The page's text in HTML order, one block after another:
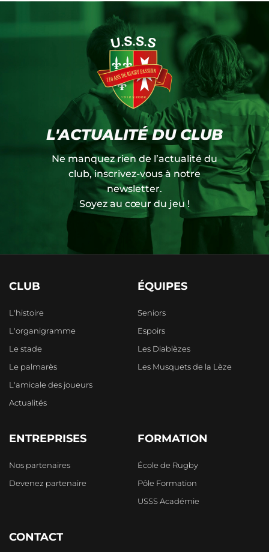
L'ACTUALITÉ DU CLUB
Ne manquez rien de l’actualité du
club, inscrivez-vous à notre
newsletter.
Soyez au cœur du jeu !
CLUB
L'histoire
L'organigramme
Le stade
Le palmarès
L'amicale des joueurs
Actualités
ÉQUIPES
Seniors
Espoirs
Les Diablèzes
Les Musquets de la Lèze
ENTREPRISES
Nos partenaires
Devenez partenaire
FORMATION
École de Rugby
Pôle Formation
USSS Académie
CONTACT